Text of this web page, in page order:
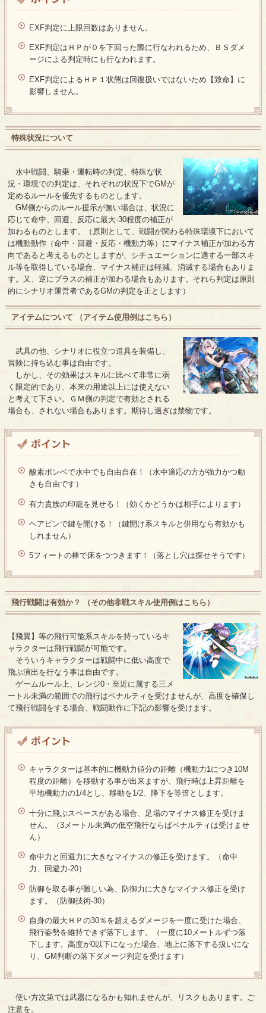
EXF判定に上限回数はありません。
EXF判定はＨＰが０を下回った際に行なわれるため、ＢＳダメ
ージによる判定時にも行なわれます。
EXF判定によるＨＰ１状態は回復扱いではないため【致命】に
影響しません。
特殊状況について
水中戦闘、騎乗・運転時の判定、特殊な状
況・環境での判定は、それぞれの状況下でGMが
定めるルールを優先するものとします。
GM側からのルール提示が無い場合は、状況に
応じて命中、回避、反応に最大-30程度の補正が
加わるものとします。（原則として、戦闘が関わる特殊環境下において
は機動動作（命中・回避・反応・機動力等）にマイナス補正が加わる方
向であると考えるものとしますが、シチュエーションに適する一部スキ
ル等を取得している場合、マイナス補正は軽減、消滅する場合もありま
す。又、逆にプラスの補正が加わる場合もあります。それら判定は原則
的にシナリオ運営者であるGMの判定を正とします）
アイテムについて （アイテム使用例はこちら ）
武具の他、シナリオに役立つ道具を装備し、
冒険に持ち込む事は自由です。
しかし、その効果はスキルに比べて非常に弱
く限定的であり、本来の用途以上には使えない
と考えて下さい。ＧＭ側の判定で有効とされる
場合も、されない場合もあります。期待し過ぎは禁物です。
酸素ボンベで水中でも自由自在！（水中適応の方が強力かつ動
きも自由です）
有力貴族の印籠を見せる！（効くかどうかは相手によります）
ヘアピンで鍵を開ける！（鍵開け系スキルと併用なら有効かも
しれません）
5フィートの棒で床をつつきます！（落とし穴は探せそうです）
飛行戦闘は有効か？ （その他非戦スキル使用例はこちら ）
【飛翼】等の飛行可能系スキルを持っているキ
ャラクターは飛行戦闘が可能です。
そういうキャラクターは戦闘中に低い高度で
飛ぶ演出を行なう事は自由です。
ゲームルール上、レンジ0・至近に属する三メ
ートル未満の範囲での飛行はペナルティを受けませんが、高度を確保し
て飛行戦闘をする場合、戦闘動作に下記の影響を受けます。
キャラクターは基本的に機動力値分の距離（機動力1につき10M
程度の距離）を移動する事が出来ますが、飛行時は上昇距離を
平地機動力の1/4とし、移動を1/2、降下を等倍とします。
十分に飛ぶスペースがある場合、足場のマイナス修正を受けま
せん。（3メートル未満の低空飛行ならばペナルティは受けませ
ん）
命中力と回避力に大きなマイナスの修正を受けます。（命中
力、回避力-20）
防御を取る事が難しい為、防御力に大きなマイナス修正を受け
ます。（防御技術-30）
自身の最大ＨＰの30％を超えるダメージを一度に受けた場合、
飛行姿勢を維持できず落下します。（一度に10メートルずつ落
下します。高度が0以下になった場合、地上に落下する扱いにな
り、GM判断の落下ダメージ判定を受けます）
使い方次第では武器になるかも知れませんが、リスクもあります。ご
注意を。